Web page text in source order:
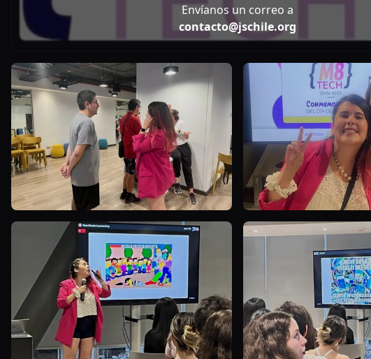
Envíanos un correo a
contacto@jschile.org